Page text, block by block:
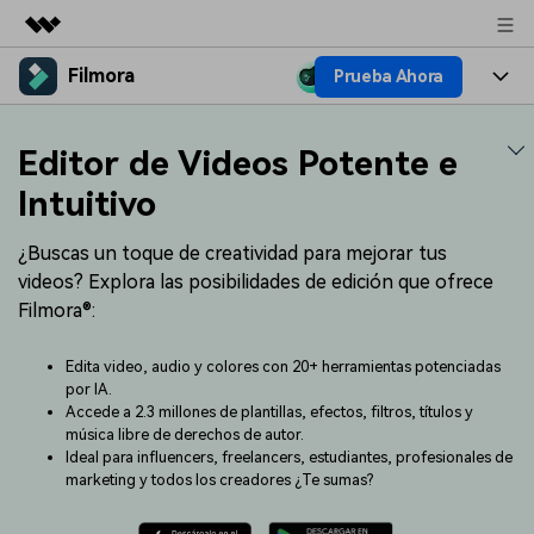
Productos destacados
Utilidades
Soluciones
Quiénes somos
Sala de prensa
Tienda
Soporte
Filmora Prueba Ahora
Plataformas
Recursos creativos
IA
Video e imagen
Audio
Soluciones
Filmora para
Creación
Recursos
Ideas para editar
Adquiere conocimientos
fundamentales de edición de
video
Efectos especiales DIY
Descubre cómo crear un
efecto especial
Ayuda
Contáctanos Empresas
sencilla para empresas
Precios Iniciar sesión
Editor de Videos Potente e
Intuitivo
¿Buscas un toque de creatividad para mejorar tus
videos? Explora las posibilidades de edición que ofrece
Filmora®:
Edita video, audio y colores con 20+ herramientas potenciadas
por IA.
Accede a 2.3 millones de plantillas, efectos, filtros, títulos y
música libre de derechos de autor.
Ideal para influencers, freelancers, estudiantes, profesionales de
marketing y todos los creadores ¿Te sumas?